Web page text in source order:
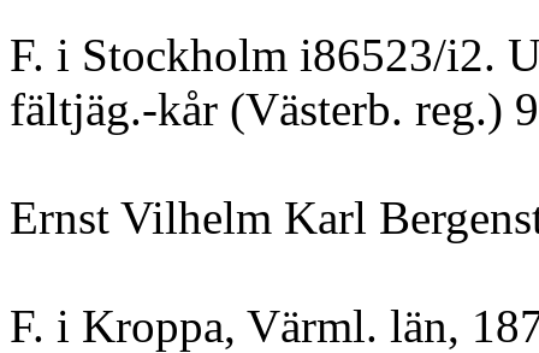
F. i Stockholm i86523/i2.
fältjäg.-kår (Västerb. reg.)
Ernst Vilhelm Karl
F. i Kroppa, Värml. län,